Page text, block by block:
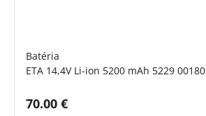
Batéria
ETA 14,4V Li-ion 5200 mAh 5229 00180
Cena s DPH:
70.00 €